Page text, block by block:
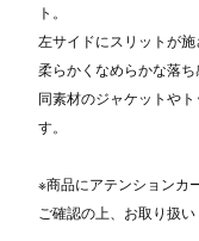
ト。
左サイドにスリットが施
柔らかくなめらかな落ち
同素材のジャケットや
す。
※商品にアテンションカ
ご確認の上、お取り扱い